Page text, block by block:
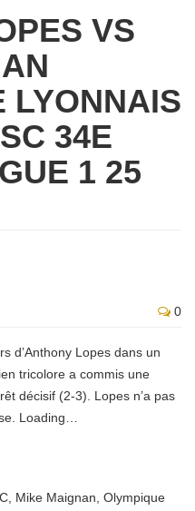
VS
LYONNAIS
34E
1 25
0
d’Anthony Lopes dans un
tricolore a commis une
décisif (2-3). Lopes n’a pas
Loading…
Mike Maignan Olympique